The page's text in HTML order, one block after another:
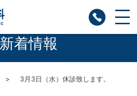
新着情報
3月3日（水）休診致します。